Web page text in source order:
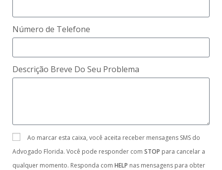
Número de Telefone
Descrição Breve Do Seu Problema
Ao marcar esta caixa, você aceita receber mensagens SMS do
Advogado Florida. Você pode responder com STOP para cancelar a
qualquer momento. Responda com HELP nas mensagens para obter